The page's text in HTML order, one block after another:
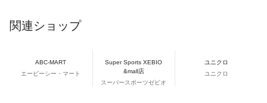
関連ショップ
ABC-MART
エービーシー・マート
Super Sports XEBIO
&mall店
スーパースポーツゼビオ
ユニクロ
ユニクロ